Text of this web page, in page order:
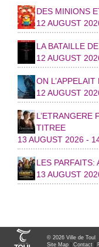
DES MINIONS
12 AUGUST
LA BATAILLE
12 AUGUST
ON
12 AUGUST
L’ETRANGERE
TITREE
13 AUGUST 2026 -
LES PARFAITS:
13 AUGUST
© 2026 Ville de Toul
Site Map
Contact